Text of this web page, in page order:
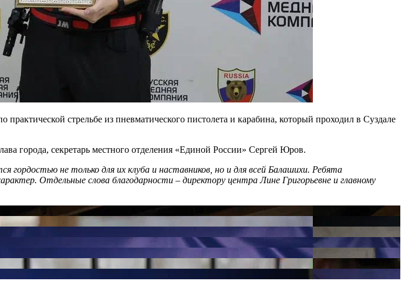
стрельбе из пневматического пистолета и карабина, который проходил в Суздале
города, секретарь местного отделения «Единой России» Сергей Юров.
не только для их клуба и наставников, но и для всей Балашихи. Ребята
Отдельные слова благодарности – директору центра Лине Григорьевне и главному